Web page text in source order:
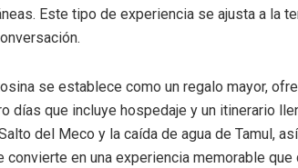
Este tipo de experiencia se ajusta a la
se establece como un regalo mayor,
días que incluye hospedaje y un itinerario
del Meco y la caída de agua de Tamul,
en una experiencia memorable